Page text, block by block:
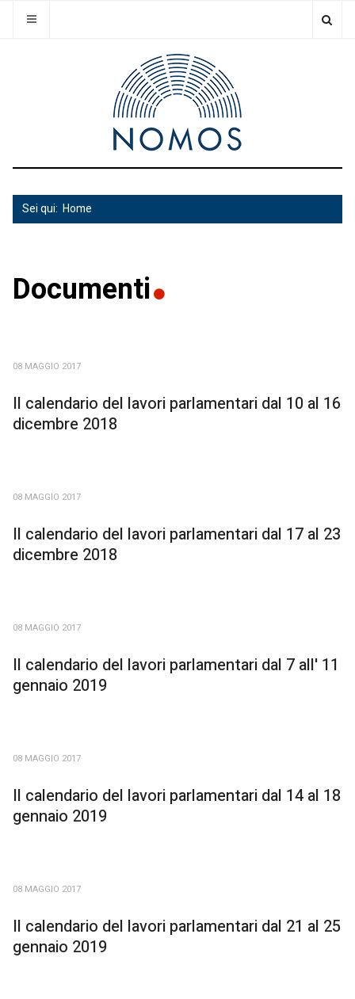
Sei qui: Home
Documenti
08 MAGGIO 2017
Il calendario del lavori parlamentari dal 10 al 16
dicembre 2018
08 MAGGIO 2017
Il calendario del lavori parlamentari dal 17 al 23
dicembre 2018
08 MAGGIO 2017
Il calendario del lavori parlamentari dal 7 all' 11
gennaio 2019
08 MAGGIO 2017
Il calendario del lavori parlamentari dal 14 al 18
gennaio 2019
08 MAGGIO 2017
Il calendario del lavori parlamentari dal 21 al 25
gennaio 2019